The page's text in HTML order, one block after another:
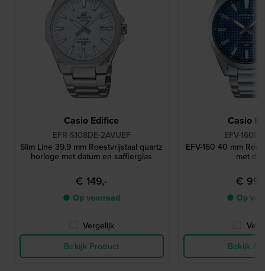
Casio Edifice
EFR-S108DE-2AVUEF
Slim Line 39.9 mm Roestvrijstaal quartz
horloge met datum en saffierglas
€ 149,-
● Op voorraad
Vergelijk
Bekijk Product
Casio
EFV-160D-
EFV-160 40 mm
met
€
● Op
Bekijk